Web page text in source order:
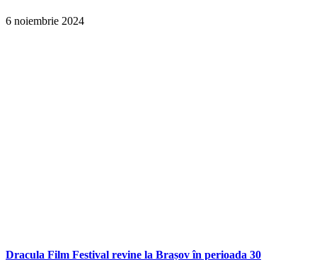
6 noiembrie 2024
Dracula Film Festival revine la Brașov în perioada 30